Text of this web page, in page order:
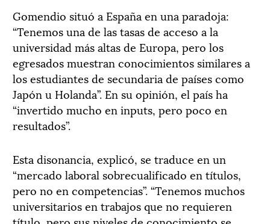
Gomendio situó a España en una paradoja:
“Tenemos una de las tasas de acceso a la
universidad más altas de Europa, pero los
egresados muestran conocimientos similares a
los estudiantes de secundaria de países como
Japón u Holanda”. En su opinión, el país ha
“invertido mucho en inputs, pero poco en
resultados”.
Esta disonancia, explicó, se traduce en un
“mercado laboral sobrecualificado en títulos,
pero no en competencias”. “Tenemos muchos
universitarios en trabajos que no requieren